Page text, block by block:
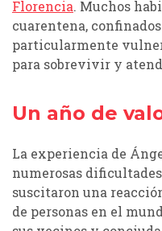
Florencia. Muchos
cuarentena,
particularmente
para sobrevivir y
Un año de
La experiencia de
numerosas
suscitaron una
de personas en el